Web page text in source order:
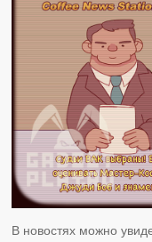
В новостях можно